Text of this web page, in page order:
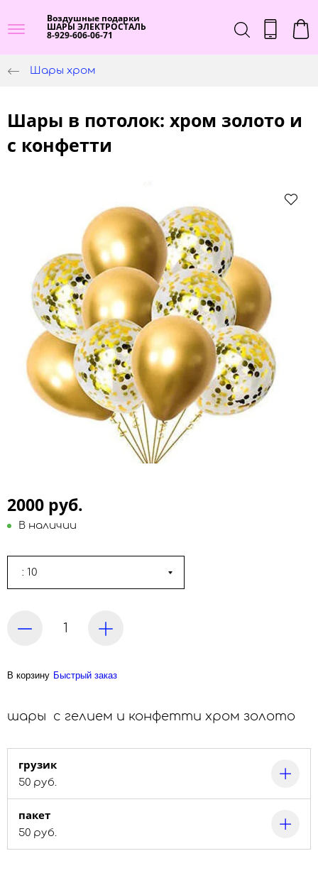
Воздушные подарки
ШАРЫ ЭЛЕКТРОСТАЛЬ
8-929-606-06-71
Шары хром
Шары в потолок: хром золото и
с конфетти
2000 руб.
В наличии
: 10
В корзину Быстрый заказ
шары с гелием и конфетти хром золото
грузик
50 руб.
пакет
50 руб.